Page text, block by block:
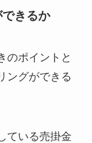
きるか
のポイントと
ングができる
ている売掛金